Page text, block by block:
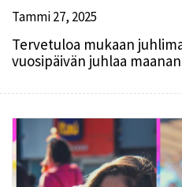
Tammi 27, 2025
Tervetuloa mukaan
vuosipäivän juhlaa